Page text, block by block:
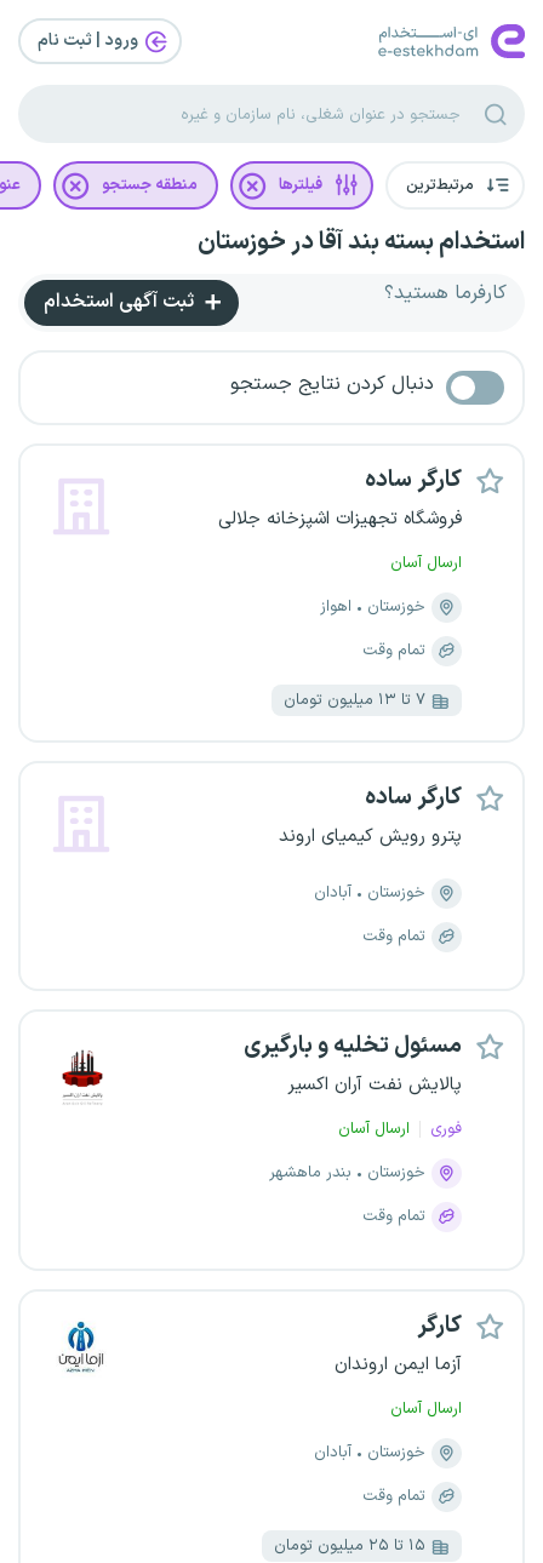
ورود | ثبت‌ نام
مرتبط‌ترین فیلترها منطقه جستجو
استخدام بسته بند آقا در خوزستان
کارفرما هستید؟ ثبت آگهی استخدام
دنبال کردن نتایج جستجو
کارگر ساده
فروشگاه تجهیزات اشپزخانه جلالی
ارسال آسان
خوزستان
اهواز
تمام وقت
۷ تا ۱۳ میلیون تومان
کارگر ساده
پترو رویش کیمیای اروند
خوزستان
آبادان
تمام وقت
مسئول تخلیه و بارگیری
پالایش نفت آران اکسیر
فوری
ارسال آسان
خوزستان
بندر ماهشهر
تمام وقت
کارگر
آزما ایمن اروندان
ارسال آسان
خوزستان
آبادان
تمام وقت
۱۵ تا ۲۵ میلیون تومان